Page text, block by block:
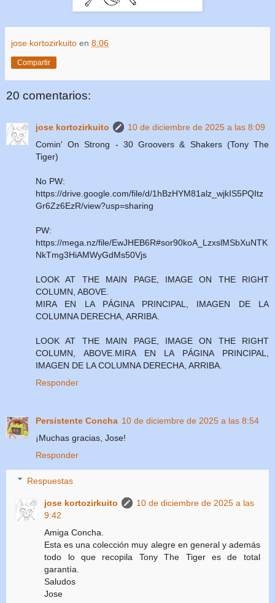
jose kortozirkuito en 8:06
Compartir
20 comentarios:
jose kortozirkuito
10 de diciembre de 2025 a las 8:09
Comin' On Strong - 30 Groovers & Shakers (Tony The
Tiger)
No PW:
https://drive.google.com/file/d/1hBzHYM81alz_wjkIS5PQItz
Gr6Zz6EzR/view?usp=sharing
PW:
https://mega.nz/file/EwJHEB6R#sor90koA_LzxslMSbXuNTK
NkTmg3HiAMWyGdMs50Vjs
LOOK AT THE MAIN PAGE, IMAGE ON THE RIGHT
COLUMN, ABOVE.
MIRA EN LA PÁGINA PRINCIPAL, IMAGEN DE LA
COLUMNA DERECHA, ARRIBA.
LOOK AT THE MAIN PAGE, IMAGE ON THE RIGHT
COLUMN, ABOVE.MIRA EN LA PÁGINA PRINCIPAL,
IMAGEN DE LA COLUMNA DERECHA, ARRIBA.
Responder
Persistente Concha 10 de diciembre de 2025 a las 8:54
¡Muchas gracias, Jose!
Responder
Respuestas
jose kortozirkuito
10 de diciembre de 2025 a las
9:42
Amiga Concha.
Esta es una colección muy alegre en general y además
todo lo que recopila Tony The Tiger es de total
garantía.
Saludos
Jose